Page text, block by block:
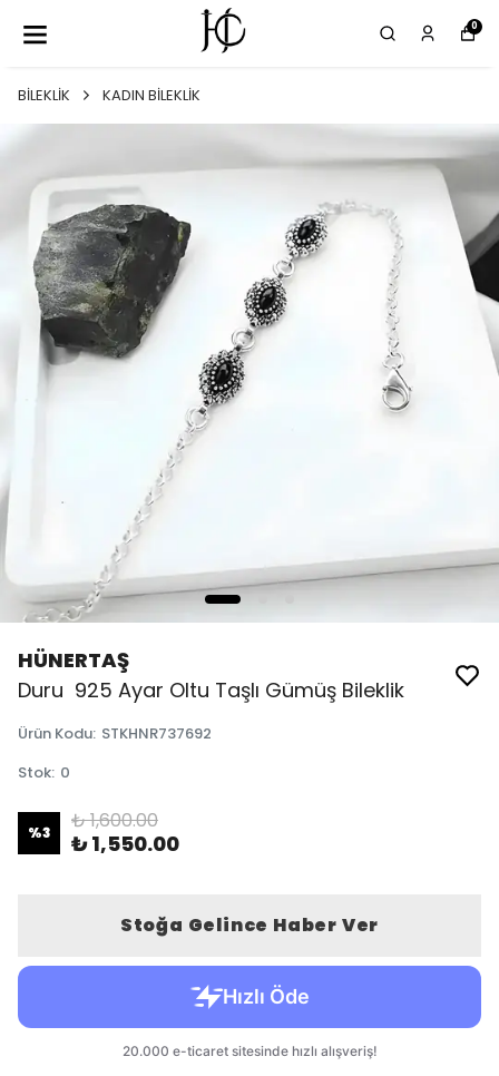
0
BİLEKLİK KADIN BİLEKLİK
HÜNERTAŞ
Duru 925 Ayar Oltu Taşlı Gümüş Bileklik
Ürün Kodu: STKHNR737692
Stok: 0
%3 ₺ 1,600.00
₺ 1,550.00
Stoğa Gelince Haber Ver